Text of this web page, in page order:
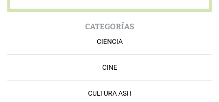
CATEGORÍAS
CIENCIA
CINE
CULTURA ASH